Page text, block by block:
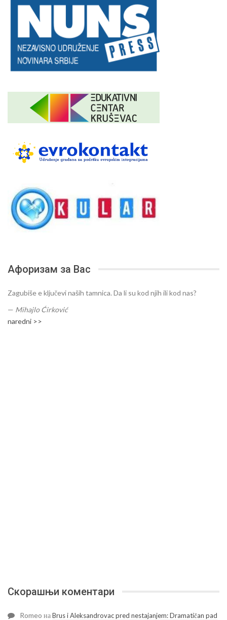
Афоризам за Вас
Zagubiše e ključevi naših tamnica. Da li su kod njih ili kod nas?
— Mihajlo Ćirković
naredni >>
Скорашњи коментари
Romeo наBrus i Aleksandrovac pred nestajanjem: Dramatičan pad